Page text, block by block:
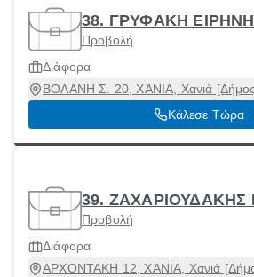
38. ΓΡΥΦΑΚΗ
Προβολή
Διάφορα
ΒΟΛΑΝΗ Σ. 20, ΧΑΝΙΑ, Χανιά
Κάλεσε Τώρα
39. ΖΑΧΑΡΙΟΥΔΑΚΗΣ
Προβολή
Διάφορα
ΑΡΧΟΝΤΑΚΗ 12, ΧΑΝΙΑ, Χανιά